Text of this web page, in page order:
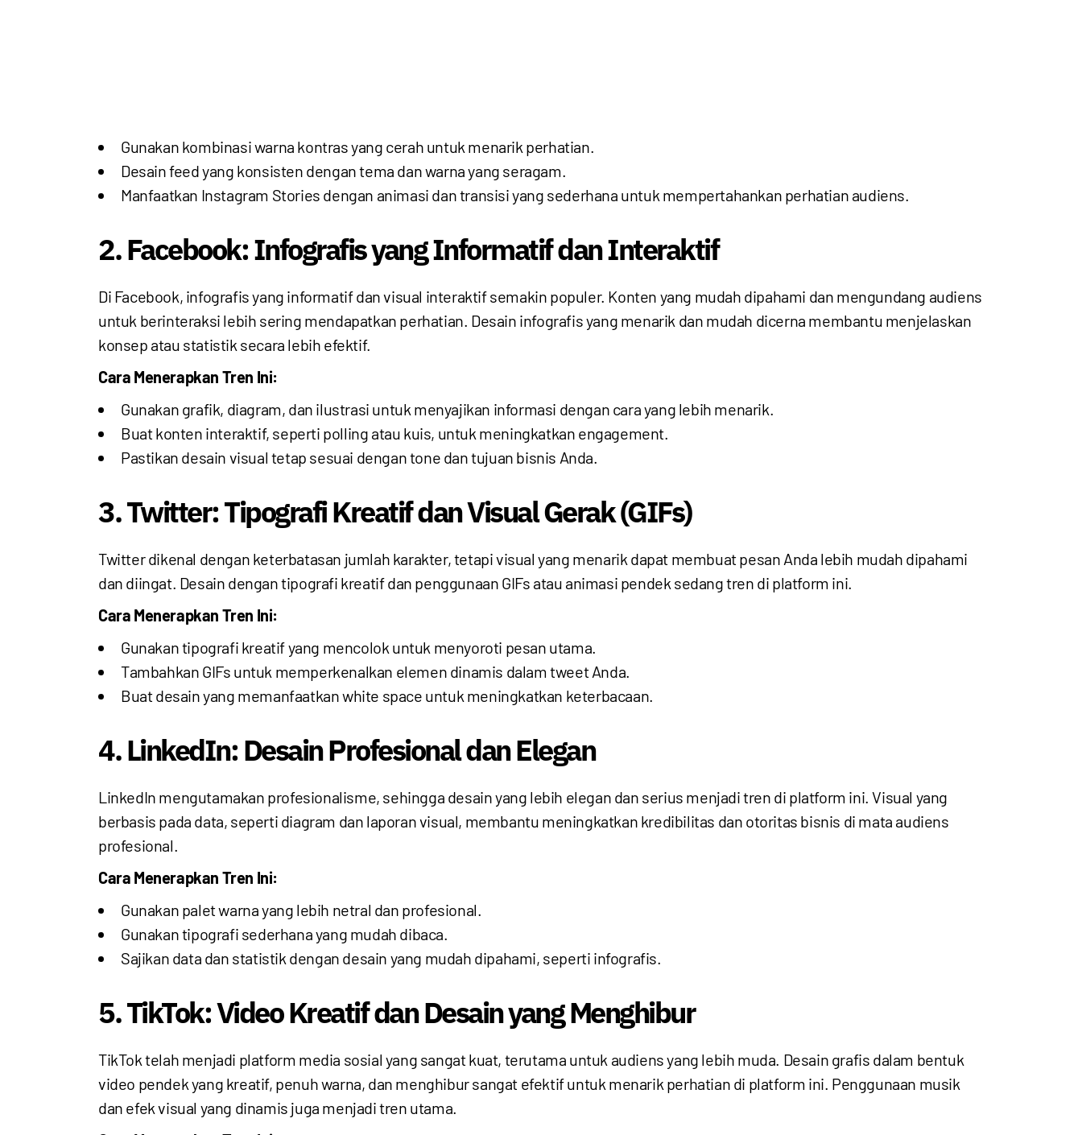
Gunakan kombinasi warna kontras yang cerah untuk menarik perhatian.
Desain feed yang konsisten dengan tema dan warna yang seragam.
Manfaatkan Instagram Stories dengan animasi dan transisi yang sederhana untuk mempertahankan perhatian audiens.
2. Facebook: Infografis yang Informatif dan Interaktif
Di Facebook, infografis yang informatif dan visual interaktif semakin populer. Konten yang mudah dipahami dan mengundang audiens
untuk berinteraksi lebih sering mendapatkan perhatian. Desain infografis yang menarik dan mudah dicerna membantu menjelaskan
konsep atau statistik secara lebih efektif.
Cara Menerapkan Tren Ini:
Gunakan grafik, diagram, dan ilustrasi untuk menyajikan informasi dengan cara yang lebih menarik.
Buat konten interaktif, seperti polling atau kuis, untuk meningkatkan engagement.
Pastikan desain visual tetap sesuai dengan tone dan tujuan bisnis Anda.
3. Twitter: Tipografi Kreatif dan Visual Gerak (GIFs)
Twitter dikenal dengan keterbatasan jumlah karakter, tetapi visual yang menarik dapat membuat pesan Anda lebih mudah dipahami
dan diingat. Desain dengan tipografi kreatif dan penggunaan GIFs atau animasi pendek sedang tren di platform ini.
Cara Menerapkan Tren Ini:
Gunakan tipografi kreatif yang mencolok untuk menyoroti pesan utama.
Tambahkan GIFs untuk memperkenalkan elemen dinamis dalam tweet Anda.
Buat desain yang memanfaatkan white space untuk meningkatkan keterbacaan.
4. LinkedIn: Desain Profesional dan Elegan
LinkedIn mengutamakan profesionalisme, sehingga desain yang lebih elegan dan serius menjadi tren di platform ini. Visual yang
berbasis pada data, seperti diagram dan laporan visual, membantu meningkatkan kredibilitas dan otoritas bisnis di mata audiens
profesional.
Cara Menerapkan Tren Ini:
Gunakan palet warna yang lebih netral dan profesional.
Gunakan tipografi sederhana yang mudah dibaca.
Sajikan data dan statistik dengan desain yang mudah dipahami, seperti infografis.
5. TikTok: Video Kreatif dan Desain yang Menghibur
TikTok telah menjadi platform media sosial yang sangat kuat, terutama untuk audiens yang lebih muda. Desain grafis dalam bentuk
video pendek yang kreatif, penuh warna, dan menghibur sangat efektif untuk menarik perhatian di platform ini. Penggunaan musik
dan efek visual yang dinamis juga menjadi tren utama.